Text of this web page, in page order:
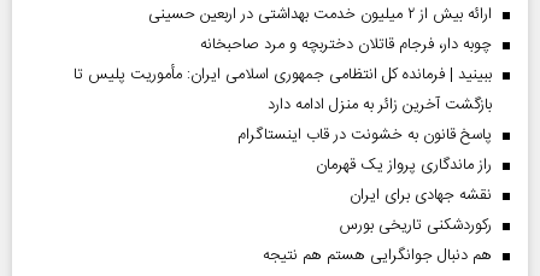
ارائه بیش از ۲ میلیون خدمت بهداشتی در اربعین حسینی
چوبه دار، فرجام قاتلان دختربچه و مرد صاحبخانه
ببینید | فرمانده کل انتظامی جمهوری اسلامی ایران­: مأموریت پلیس تا
بازگشت آخرین زائر به منزل ادامه دارد
پاسخ قانون به خشونت در قاب اینستاگرام
راز ماندگاری پرواز یک قهرمان
نقشه جهادی برای ایران
رکوردشکنی تاریخی بورس
هم دنبال جوانگرایی هستم هم نتیجه